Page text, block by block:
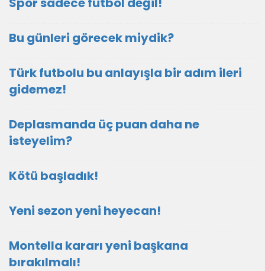
Bu günleri görecek miydik?
Türk futbolu bu anlayışla bir adım ileri
gidemez!
Deplasmanda üç puan daha ne
isteyelim?
Kötü başladık!
Yeni sezon yeni heyecan!
Montella kararı yeni başkana
bırakılmalı!